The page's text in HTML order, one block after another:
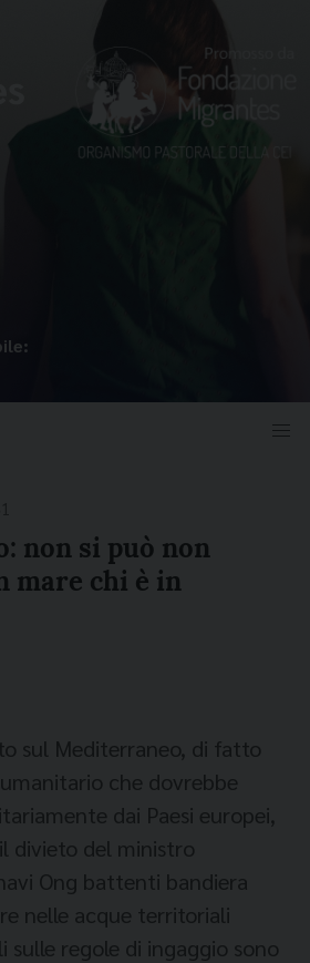
non si può non
mare chi è in
sul Mediterraneo, di fatto
che dovrebbe
dai Paesi europei,
divieto del ministro
Ong battenti bandiera
nelle acque territoriali
sulle regole di ingaggio sono